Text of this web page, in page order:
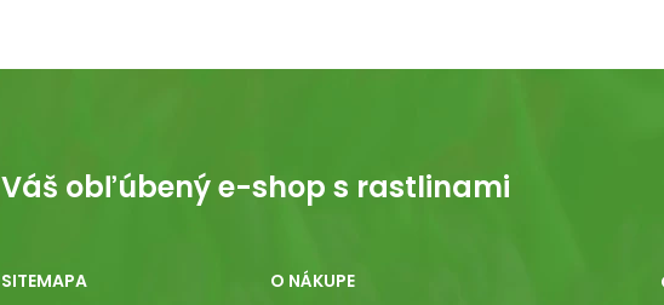
Váš obľúbený e-shop s rastlinami
SITEMAPA O NÁKUPE